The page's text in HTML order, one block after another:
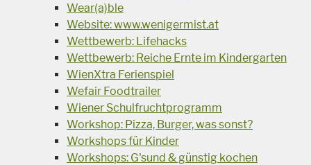
Wear(a)ble
Website: www.wenigermist.at
Wettbewerb: Lifehacks
Wettbewerb: Reiche Ernte im Kindergarten
WienXtra Ferienspiel
Wefair Foodtrailer
Wiener Schulfruchtprogramm
Workshop: Pizza, Burger, was sonst?
Workshops für Kinder
Workshops: G'sund & günstig kochen